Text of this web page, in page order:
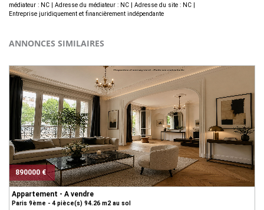
médiateur : NC | Adresse du médiateur : NC | Adresse du site : NC |
Entreprise juridiquement et financièrement indépendante
ANNONCES SIMILAIRES
890000 €
Appartement - A vendre
Paris 9ème - 4 pièce(s) 94.26 m2 au sol